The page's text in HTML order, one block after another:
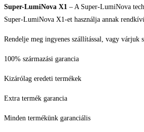
Super-LumiNova X1 – A Super-LumiNova
Super-LumiNova X1-et használja annak
Rendelje meg ingyenes szállítással, vagy várjuk
100% származási garancia
Kizárólag eredeti termékek
Extra termék garancia
Minden termékünk garanciális